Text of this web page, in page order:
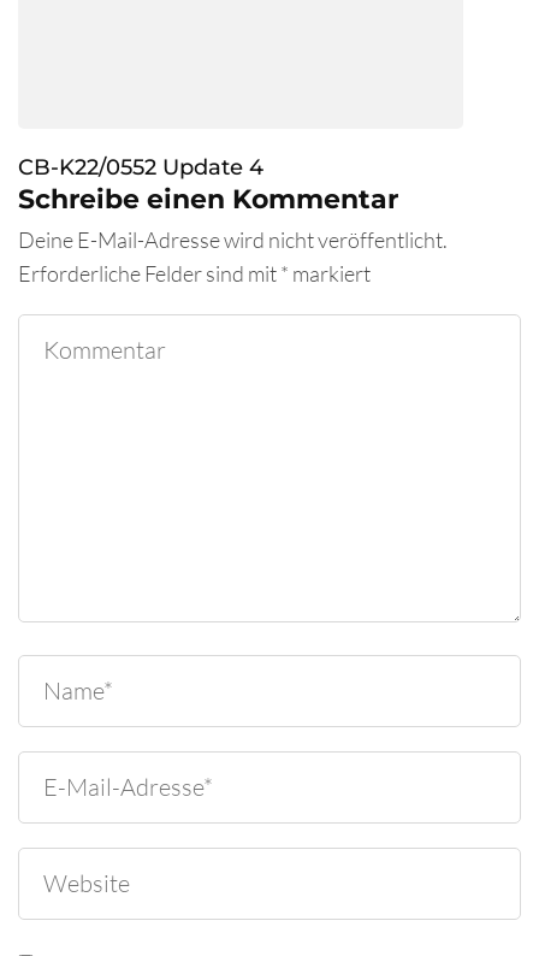
CB-K22/0552 Update 4
Schreibe einen Kommentar
Deine E-Mail-Adresse wird nicht veröffentlicht.
Erforderliche Felder sind mit* markiert